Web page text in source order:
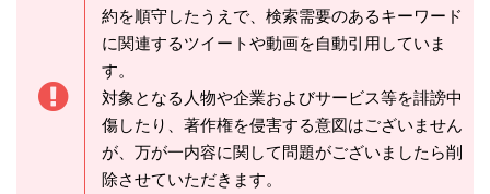
約を順守したうえで、検索需要のあるキーワード
に関連するツイートや動画を自動引用していま
す。
対象となる人物や企業およびサービス等を誹謗中
傷したり、著作権を侵害する意図はございません
が、万が一内容に関して問題がございましたら削
除させていただきます。